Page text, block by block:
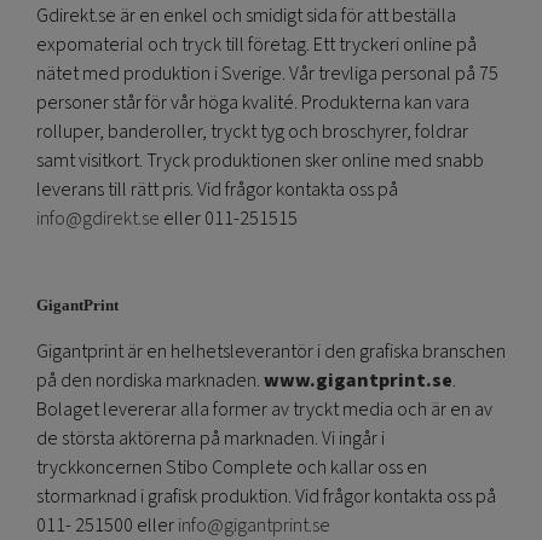
Gdirekt.se är en enkel och smidigt sida för att beställa
expomaterial och tryck till företag. Ett tryckeri online på
nätet med produktion i Sverige. Vår trevliga personal på 75
personer står för vår höga kvalité. Produkterna kan vara
rolluper, banderoller, tryckt tyg och broschyrer, foldrar
samt visitkort. Tryck produktionen sker online med snabb
leverans till rätt pris. Vid frågor kontakta oss på
info@gdirekt.se eller 011-251515
GigantPrint
Gigantprint är en helhetsleverantör i den grafiska branschen
på den nordiska marknaden.www.gigantprint.se.
Bolaget levererar alla former av tryckt media och är en av
de största aktörerna på marknaden. Vi ingår i
tryckkoncernen Stibo Complete och kallar oss en
stormarknad i grafisk produktion. Vid frågor kontakta oss på
011- 251500 ellerinfo@gigantprint.se